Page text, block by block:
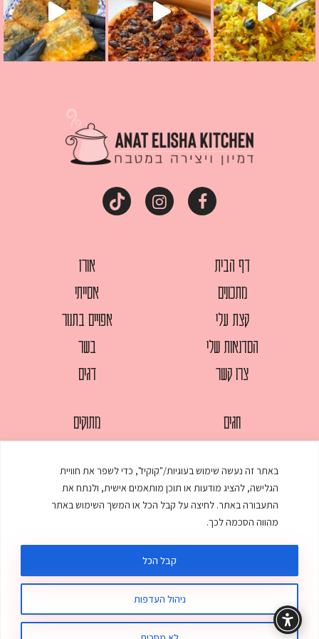
באתר זה נעשה שימוש בעוגיות/"קוקיז", כדי לשפר את חוויית
הגלישה, להציג מודעות או תוכן מותאמים אישית, ולנתח את
התעבורה באתר. לחיצה על קבל הכל או המשך השימוש באתר
מהווה הסכמה לכך.
ניהול העדפות
קבל הכל
דף הבית
מתכונים
קצת עלי
הסדנאות שלי
צרו קשר
אורז
אסייתי
אפויים בתנור
בשר
דגים
חגים
מאפים
ממולאים
מרקים
מתוקים
עוגות
עוף
© כל הזכויות שמורות לענת אלישע | עיצוב ובניית אתר
תקנון האתר מדיניות פרטיות